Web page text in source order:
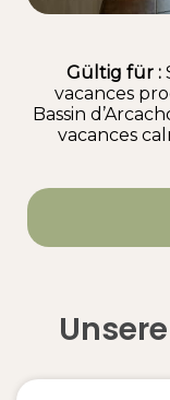
Gültig für :
vacances
Bassin
vacances